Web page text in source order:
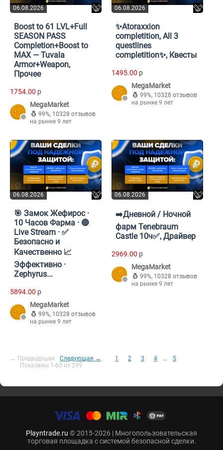
06.08.2026
Boost to 61 LVL+Full
SEASON PASS
Completion+Boost to
MAX — Tuvala
Armor+Weapon,
Прочее
1754.00 p
MegaMarket
99%, 10328 отзывов
на рынке 9 лет
06.08.2026
✨Atoraxxion
completition, All 3
questlines
completition✨, Квесты
1495.00 p
MegaMarket
99%, 10328 отзывов
на рынке 9 лет
06.08.2026
🎯 Замок Жефирос ·
10 Часов Фарма · 🔴
Live Stream · ✅
Безопасно и
Качественно 📈
Эффективно ·
Zephyrus...
5894.00 p
MegaMarket
99%, 10328 отзывов
на рынке 9 лет
06.08.2026
➡️Дневной / Ночной
фарм Tenebraum
Castle 10ч✅, Драйвер
2969.00 p
MegaMarket
99%, 10328 отзывов
на рынке 9 лет
← Предыдущая Следующая → 1 2 3 4 ...
5
Показаны 1-60 из 299
Playntrade.ru © 2015-2026 | Многопользовательская
торговая площадка с системой безопасной сделки.